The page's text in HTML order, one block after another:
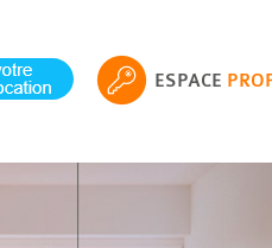
ESPACE